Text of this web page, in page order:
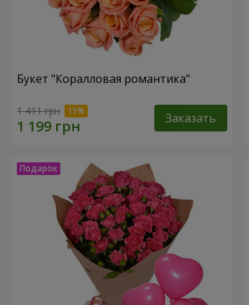
Букет "Коралловая романтика"
1 411 грн Заказать